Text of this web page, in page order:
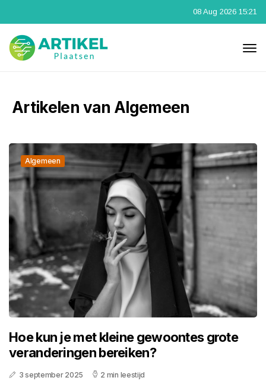
08 Aug 2026 15:21
Artikelen van Algemeen
Algemeen
Hoe kun je met kleine gewoontes grote
veranderingen bereiken?
3 september 2025 2 min leestijd